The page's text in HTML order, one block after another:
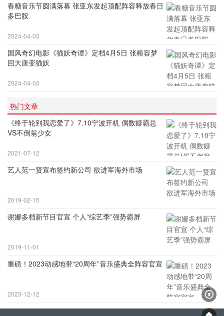
春糖音乐节圆满落幕 张亚东发起顶配阵容释放春日
多巴胺
2024-04-03
国风奇幻电影《猫妖奇谭》定档4月5日 张榕容梦
回大唐变猫妖
2024-04-03
热门文章
《终于轮到我恋爱了》7.10宁波开机 偶数癖霸总
VS不倒翁少女
2021-07-12
艺人范一贤宣布签约新公司 欲进军海外市场
2019-02-15
谢娜多档新节目官宣 个人“综艺季”强势霸屏
2019-11-01
重磅！2023动感地带“20周年”音乐盛典全阵容官宣
2023-12-12